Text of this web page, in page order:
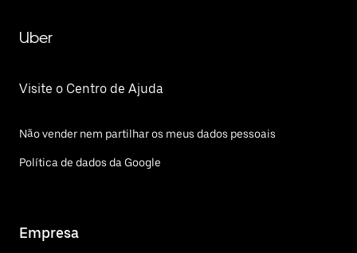
Uber
Visite o Centro de Ajuda
Não vender nem partilhar os meus dados pessoais
Política de dados da Google
Empresa